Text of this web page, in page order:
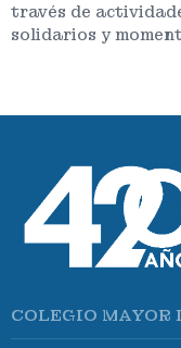
través de
solidarios y
COLEGIO MAYOR